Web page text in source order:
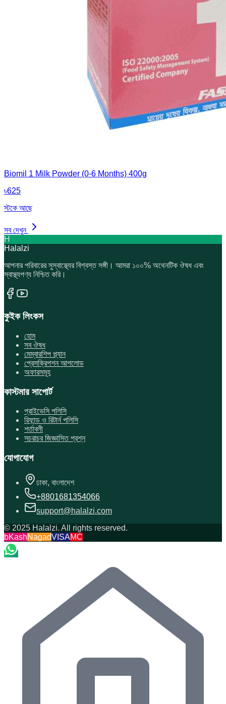
Biomil 1 Milk Powder (0-6 Months) 400g
৳625
স্টকে আছে
সব দেখুন
H
Halalzi
আপনার পরিবারের সুস্বাস্থ্যের বিশ্বস্ত সঙ্গী। আমরা ১০০% অথেনটিক ঔষধ এবং
স্বাস্থ্যপণ্য নিশ্চিত করি।
কুইক লিংকস
হোম
সব ঔষধ
মেম্বারশিপ প্ল্যান
প্রেসক্রিপশন আপলোড
অফারসমূহ
কাস্টমার সাপোর্ট
প্রাইভেসি পলিসি
রিফান্ড ও রিটার্ন পলিসি
শর্তাবলী
সচরাচর জিজ্ঞাসিত প্রশ্ন
যোগাযোগ
ঢাকা, বাংলাদেশ
+8801681354066
support@halalzi.com
© 2025 Halalzi. All rights reserved.
bKashNagadVISAMC